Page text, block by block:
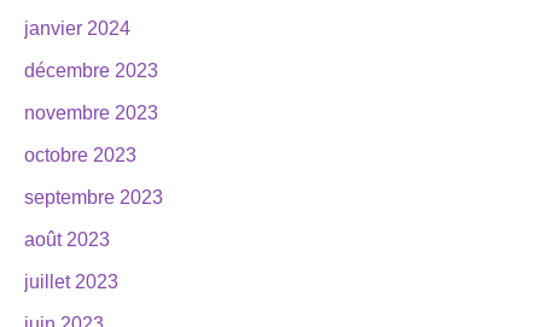
janvier 2024
décembre 2023
novembre 2023
octobre 2023
septembre 2023
août 2023
juillet 2023